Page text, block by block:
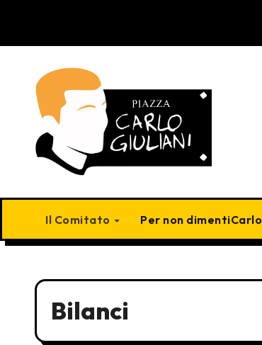
content
Il Comitato Per non dimentiCarlo
Bilanci